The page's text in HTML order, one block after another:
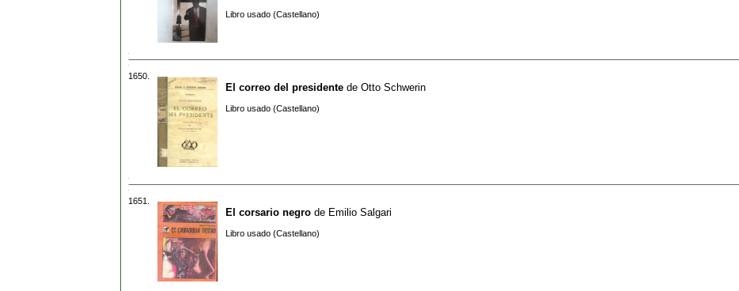
Libro usado (Castellano)
1650.
El correo del presidente de Otto Schwerin
Libro usado (Castellano)
1651.
El corsario negro de Emilio Salgari
Libro usado (Castellano)